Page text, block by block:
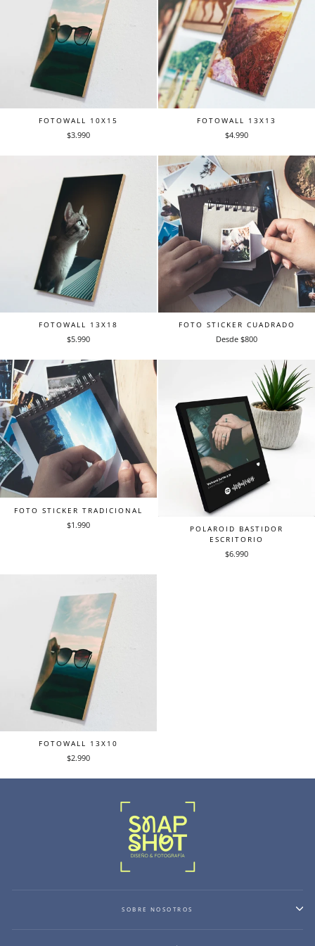
FOTOWALL 10X15
$3.990
FOTOWALL 13X13
$4.990
FOTOWALL 13X18
$5.990
FOTO STICKER CUADRADO
Desde $800
FOTO STICKER TRADICIONAL
$1.990
POLAROID BASTIDOR
ESCRITORIO
$6.990
FOTOWALL 13X10
$2.990
SOBRE NOSOTROS